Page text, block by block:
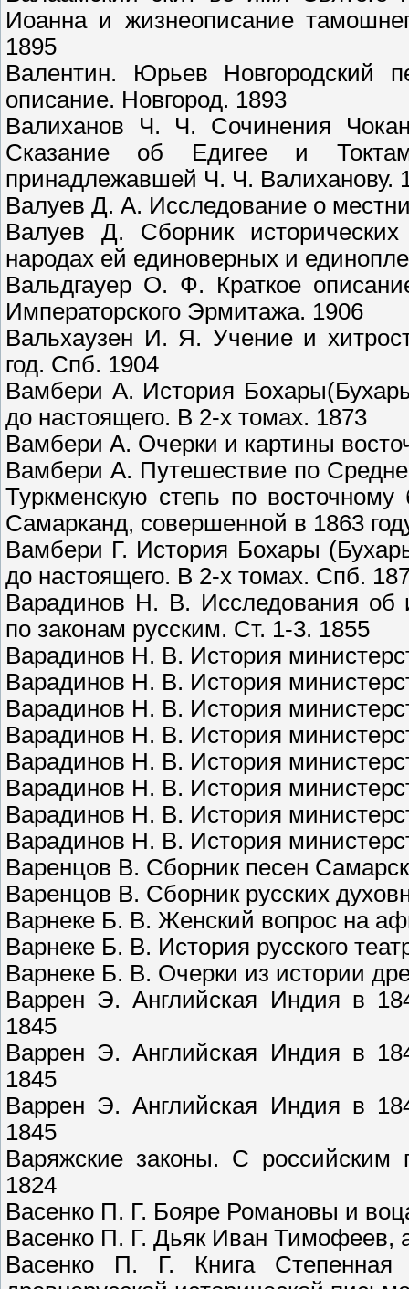
Иоанна и жизнеописание
1895
Валентин. Юрьев Новгородский
описание. Новгород. 1893
Валиханов Ч. Ч. Сочинения
Сказание об Едигее и
принадлежавшей Ч. Ч. Валиханову.
Валуев Д. А. Исследование о
Валуев Д. Сборник
народах ей единоверных и
Вальдгауер О. Ф. Краткое
Императорского Эрмитажа. 1906
Вальхаузен И. Я. Учение и
год. Спб. 1904
Вамбери А. История
до настоящего. В 2-х томах. 1873
Вамбери А. Очерки и картины
Вамбери А. Путешествие по
Туркменскую степь по
Самарканд, совершенной в 1863
Вамбери Г. История Бохары
до настоящего. В 2-х томах. Спб.
Варадинов Н. В. Исследования об
по законам русским. Ст. 1-3. 1855
Варадинов Н. В. История
Варадинов Н. В. История
Варадинов Н. В. История
Варадинов Н. В. История
Варадинов Н. В. История
Варадинов Н. В. История
Варадинов Н. В. История
Варадинов Н. В. История
Варенцов В. Сборник песен
Варенцов В. Сборник русских
Варнеке Б. В. Женский вопрос на
Варнеке Б. В. История русского
Варнеке Б. В. Очерки из истории
Варрен Э. Английская Индия в
1845
Варрен Э. Английская Индия в
1845
Варрен Э. Английская Индия в
1845
Варяжские законы. С
1824
Васенко П. Г. Бояре Романовы и
Васенко П. Г. Дьяк Иван Тимофеев,
Васенко П. Г. Книга